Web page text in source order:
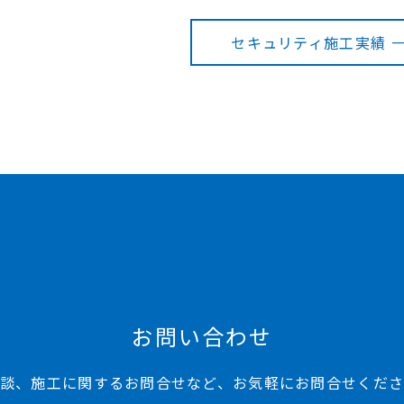
セキュリティ施工実績
お問い合わせ
、施工に関するお問合せなど、お気軽にお問合せくださ